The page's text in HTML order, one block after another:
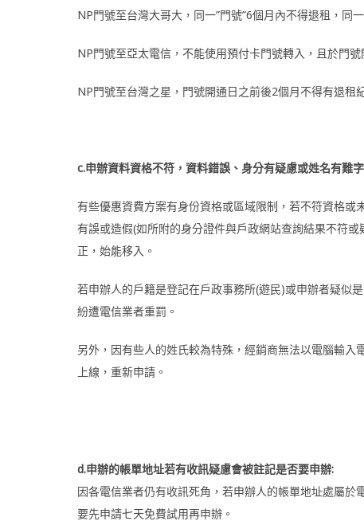
NP門號至台灣大哥大，同一”門號”6個月內不得退租，同
NP門號至亞太電信，不能使用預付卡門號轉入，且於門
NP門號至台灣之星，門號開通日之前後2個月不得有退租
c.申辦資料資格不符，資料錯誤 、 身分有疑慮或姓名有難
有些優惠資費方案有身份資格或區域限制，若不符資格或
有誤或造假(如所附的身分證件與戶政網站查詢結果不符
正，始能移入。
若申辦人的戶籍是登記在戶政事務所(遊民)或申辦者疑似
紛遭電信業者重罰。
另外，因有些人的姓氏較為特殊，經銷商無法以電腦輸入
上線，重新申請。
d.申辦的帳單地址若有收訊疑慮會被註記是否要申辦:
因各電信業者仍有收訊死角，若申辦人的帳單地址處屬
要先申請七天免費試用再申辦。